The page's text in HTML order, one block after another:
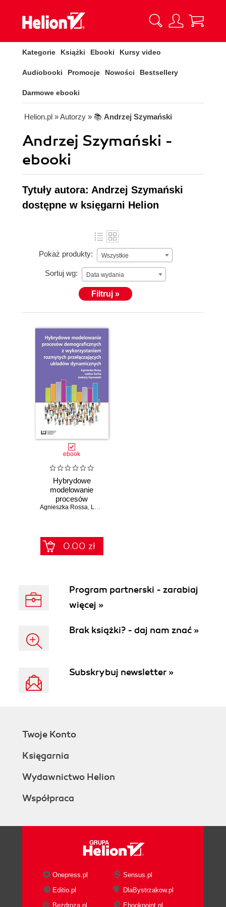
Kategorie Książki Ebooki Kursy video
Audiobooki Promocje Nowości Bestsellery
Darmowe ebooki
Helion.pl » Autorzy » 📚 Andrzej Szymański
Andrzej Szymański -
ebooki
Tytuły autora: Andrzej Szymański
dostępne w księgarni Helion
Pokaż produkty: Wszystkie
Sortuj wg: Data wydania
Filtruj »
ebook
Hybrydowe
modelowanie
procesów
demograficznych z
przyłączających
układów
dynamicznych
Agnieszka Rossa, Lesław Socha
0.00 zł
Program partnerski - zarabiaj
więcej »
Brak książki? - daj nam znać »
Subskrybuj newsletter »
Twoje Konto
Księgarnia
Wydawnictwo Helion
Współpraca
Onepress.pl
Sensus.pl
Editio.pl
DlaBystrzakow.pl
Bezdroza.pl
Ebookpoint.pl